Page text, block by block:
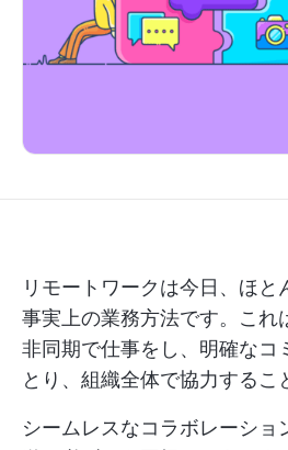
リモートワークは今日、ほと
事実上の業務方法です。これ
非同期で仕事をし、明確なコ
とり、組織全体で協力するこ
シームレスなコラボレーショ